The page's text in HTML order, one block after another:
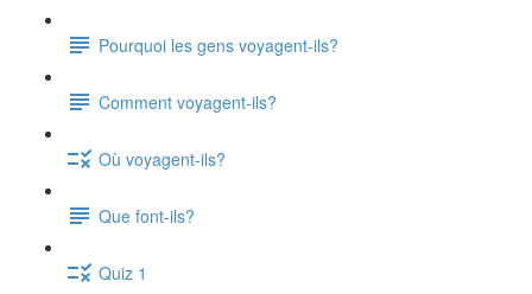
Pourquoi les gens voyagent-ils?
Comment voyagent-ils?
Où voyagent-ils?
Que font-ils?
Quiz 1